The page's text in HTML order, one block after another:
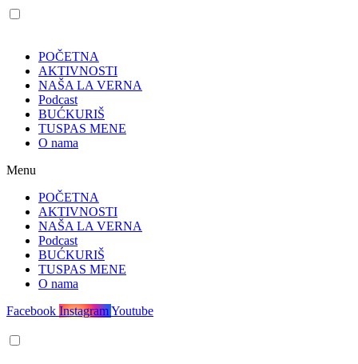
POČETNA
AKTIVNOSTI
NAŠA LA VERNA
Podcast
BUĆKURIŠ
TUSPAS MENE
O nama
Menu
POČETNA
AKTIVNOSTI
NAŠA LA VERNA
Podcast
BUĆKURIŠ
TUSPAS MENE
O nama
Facebook InstagramYoutube